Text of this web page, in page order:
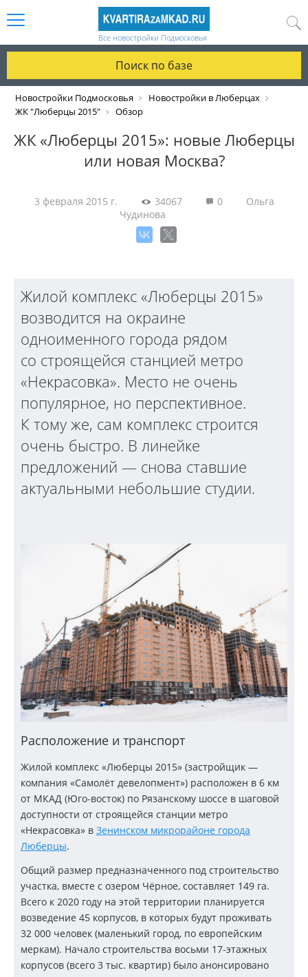
Все новостройки Подмосковья
Поиск по базе
Новостройки Подмосковья
Новостройки в Люберцах
ЖК "Люберцы 2015"
Обзор
ЖК «Люберцы 2015»: новые Люберцы
или новая Москва?
3 февраля 2015 г. 34067 0
Ольга
Чудинова
Жилой комплекс «Люберцы 2015»
возводится на окраине
одноименного города рядом
со строящейся станцией метро
«Некрасовка». Место не очень
популярное, но перспективное.
К тому же, сам комплекс строится
очень быстро. В линейке
предложений — снова ставшие
актуальными небольшие студии.
Расположение и транспорт
Жилой комплекс «Люберцы 2015» (застройщик —
компания «Самолёт девелопмент») расположен в 6 км
от МКАД (Юго-восток) по Рязанскому шоссе в шаговой
доступности от строящейся станции метро
«Некрасовка» в Зенинском микрорайоне города
Люберцы.
Общий размер предназначенного под строительство
участка, вместе с озером Чёрное, составляет 149 га.
Всего к 2020 году на этой территории планируется
возведение 45 корпусов, в которых будут проживать
32 000 человек (маленький город, по европейским
меркам). Начало строительства восьми 17-этажных
корпусов (всего 3 тыс. квартир) было анонсировано